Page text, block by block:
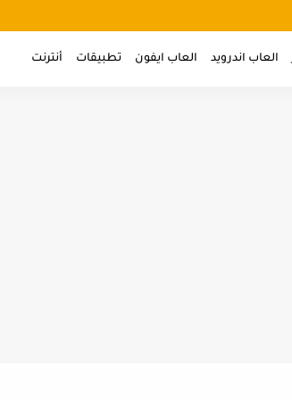
العاب اندرويد العاب ايفون تطبيقات أنترنت